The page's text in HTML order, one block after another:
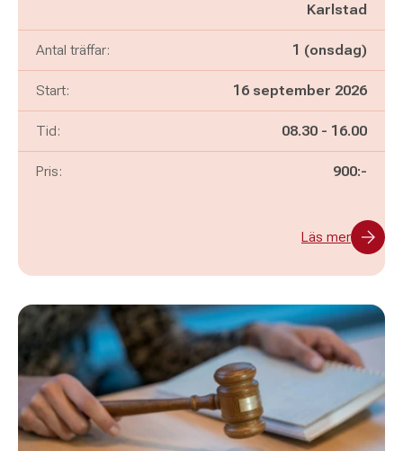
Karlstad
Antal träffar: 1 (onsdag)
Start: 16 september 2026
Tid: Pågår mellan
08.30 - och
16.00
Pris: 900:-
Läs mer